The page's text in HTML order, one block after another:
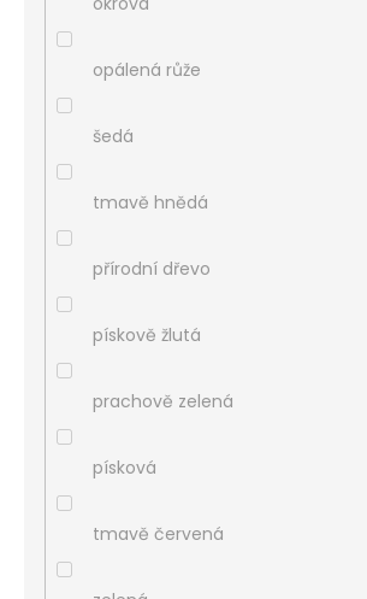
opálená růže
šedá
tmavě hnědá
přírodní dřevo
pískově žlutá
prachově zelená
písková
tmavě červená